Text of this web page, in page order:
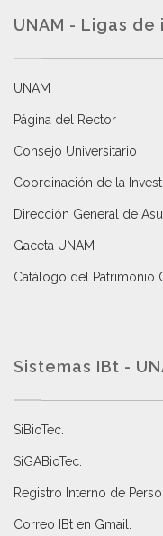
UNAM - Ligas de
UNAM
Página del Rector
Consejo Universitario
Coordinación de la
Dirección General de
Gaceta UNAM
Catálogo del Patrimonio
Sistemas IBt -
SiBioTec
SiGABioTec.
Registro Interno de
Correo IBt en Gmail